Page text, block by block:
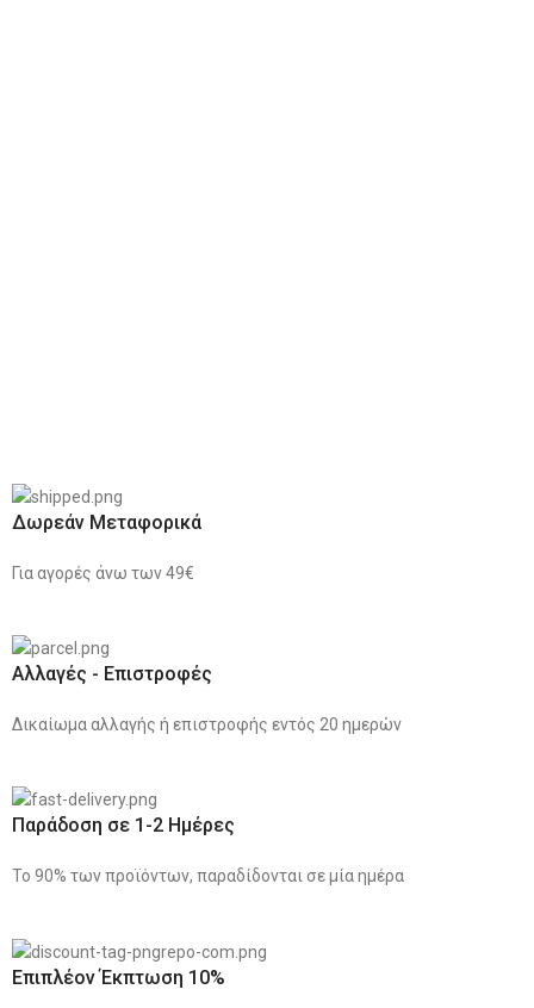
Δωρεάν Μεταφορικά
Για αγορές άνω των 49€
Αλλαγές - Επιστροφές
Δικαίωμα αλλαγής ή επιστροφής εντός 20 ημερών
Παράδοση σε 1-2 Ημέρες
Το 90% των προϊόντων, παραδίδονται σε μία ημέρα
Επιπλέον Έκπτωση 10%